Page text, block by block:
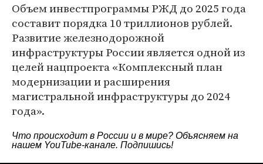
Объем инвестпрограммы РЖД до 2025 года
составит порядка 10 триллионов рублей.
Развитие железнодорожной
инфраструктуры России является одной из
целей нацпроекта «Комплексный план
модернизации и расширения
магистральной инфраструктуры до 2024
года».
Что происходит в России и в мире? Объясняем на
нашем YouTube-канале. Подпишись!